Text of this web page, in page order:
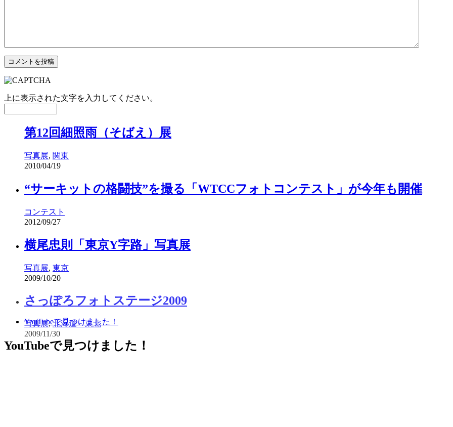
上に表示された文字を入力してください。
第12回細照雨（そばえ）展
写真展,関東
“サーキットの格闘技”を撮る「WTCCフォトコンテスト」が今年も開催
コンテスト
横尾忠則「東京Y字路」写真展
写真展,東京
YouTubeで見つけました！
YouTubeで見つけました！